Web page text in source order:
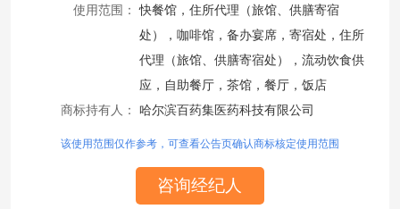
使用范围：
快餐馆，住所代理（旅馆、供膳寄宿
处），咖啡馆，备办宴席，寄宿处，住所
代理（旅馆、供膳寄宿处），流动饮食供
应，自助餐厅，茶馆，餐厅，饭店
商标持有人：
哈尔滨百药集医药科技有限公司
该使用范围仅作参考，可查看公告页确认商标核定使用范围
咨询经纪人